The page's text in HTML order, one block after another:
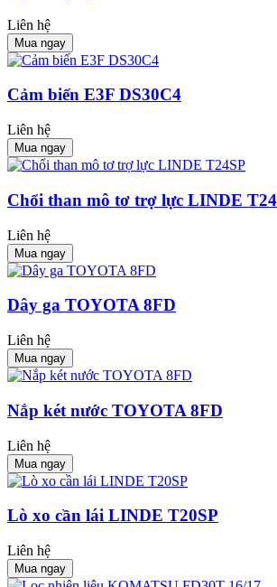
Liên hệ
Mua ngay
Cảm biến E3F DS30C4
Liên hệ
Mua ngay
Chổi than mô tơ trợ lực LINDE
Liên hệ
Mua ngay
Dây ga TOYOTA 8FD
Liên hệ
Mua ngay
Nắp két nước TOYOTA 8FD
Liên hệ
Mua ngay
Lò xo cần lái LINDE T20SP
Liên hệ
Mua ngay